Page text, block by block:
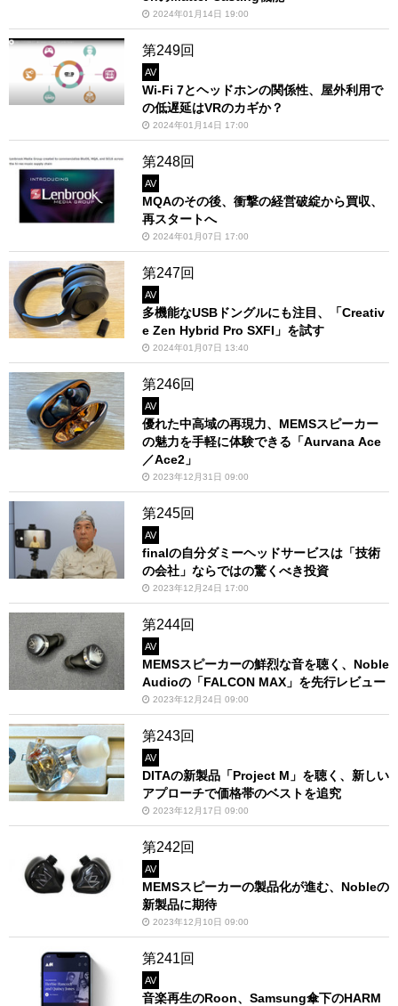
2024年01月14日 19:00
第249回
AV
Wi-Fi 7とヘッドホンの関係性、屋外利用で
の低遅延はVRのカギか？
2024年01月14日 17:00
第248回
AV
MQAのその後、衝撃の経営破綻から買収、
再スタートへ
2024年01月07日 17:00
第247回
AV
多機能なUSBドングルにも注目、「Creativ
e Zen Hybrid Pro SXFI」を試す
2024年01月07日 13:40
第246回
AV
優れた中高域の再現力、MEMSスピーカー
の魅力を手軽に体験できる「Aurvana Ace
／Ace2」
2023年12月31日 09:00
第245回
AV
finalの自分ダミーヘッドサービスは「技術
の会社」ならではの驚くべき投資
2023年12月24日 17:00
第244回
AV
MEMSスピーカーの鮮烈な音を聴く、Noble
Audioの「FALCON MAX」を先行レビュー
2023年12月24日 09:00
第243回
AV
DITAの新製品「Project M」を聴く、新しい
アプローチで価格帯のベストを追究
2023年12月17日 09:00
第242回
AV
MEMSスピーカーの製品化が進む、Nobleの
新製品に期待
2023年12月10日 09:00
第241回
AV
音楽再生のRoon、Samsung傘下のHARM